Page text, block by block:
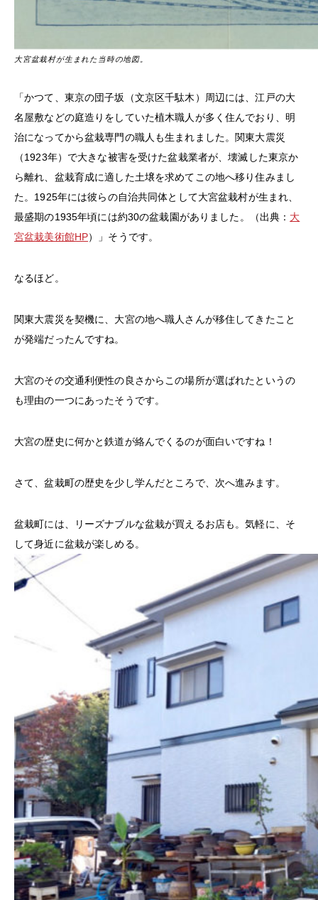
大宮盆栽村が生まれた当時の地図。
「かつて、東京の団子坂（文京区千駄木）周辺には、江戸の大
名屋敷などの庭造りをしていた植木職人が多く住んでおり、明
治になってから盆栽専門の職人も生まれました。関東大震災
（1923年）で大きな被害を受けた盆栽業者が、壊滅した東京か
ら離れ、盆栽育成に適した土壌を求めてこの地へ移り住みまし
た。1925年には彼らの自治共同体として大宮盆栽村が生まれ、
最盛期の1935年頃には約30の盆栽園がありました。（出典： 大
宮盆栽美術館HP）」そうです。
なるほど。
関東大震災を契機に、大宮の地へ職人さんが移住してきたこと
が発端だったんですね。
大宮のその交通利便性の良さからこの場所が選ばれたというの
も理由の一つにあったそうです。
大宮の歴史に何かと鉄道が絡んでくるのが面白いですね！
さて、盆栽町の歴史を少し学んだところで、次へ進みます。
盆栽町には、リーズナブルな盆栽が買えるお店も。気軽に、そ
して身近に盆栽が楽しめる。